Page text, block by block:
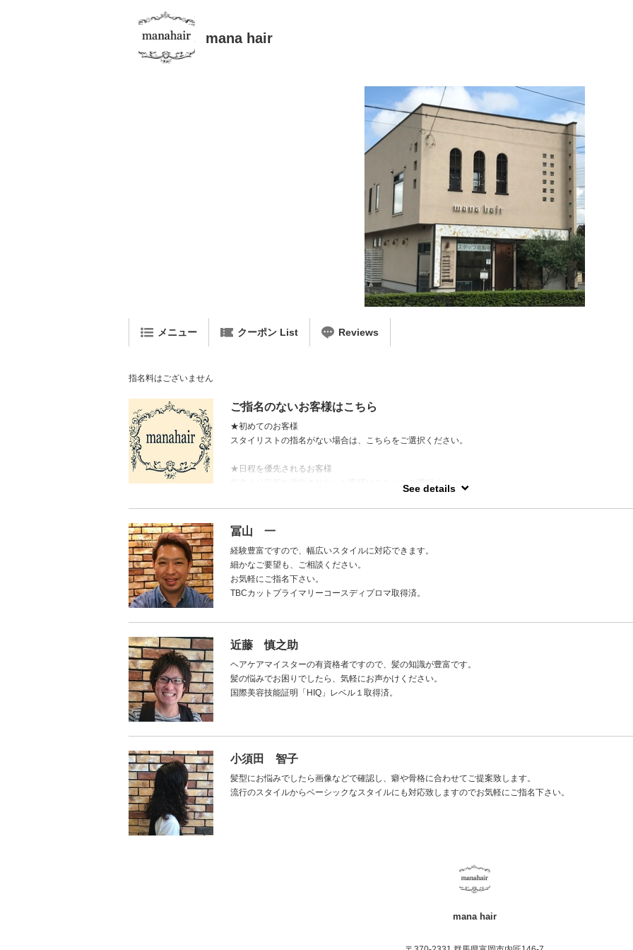
mana hair
メニュー クーポン List Reviews
指名料はございません
ご指名のないお客様はこちら
★初めてのお客様
スタイリストの指名がない場合は、こちらをご選択ください。
★日程を優先されるお客様
指名より日程を優先されたいお客様はこちらをご選択ください。
担当不在の際でも変わらず対応できますのでご安心ください。
See details
冨山 一
経験豊富ですので、幅広いスタイルに対応できます。
細かなご要望も、ご相談ください。
お気軽にご指名下さい。
TBCカットプライマリーコースディプロマ取得済。
近藤 慎之助
ヘアケアマイスターの有資格者ですので、髪の知識が豊富です。
髪の悩みでお困りでしたら、気軽にお声かけください。
国際美容技能証明「HIQ」レベル１取得済。
小須田 智子
髪型にお悩みでしたら画像などで確認し、癖や骨格に合わせてご提案致します。
流行のスタイルからベーシックなスタイルにも対応致しますのでお気軽にご指名下さい。
mana hair